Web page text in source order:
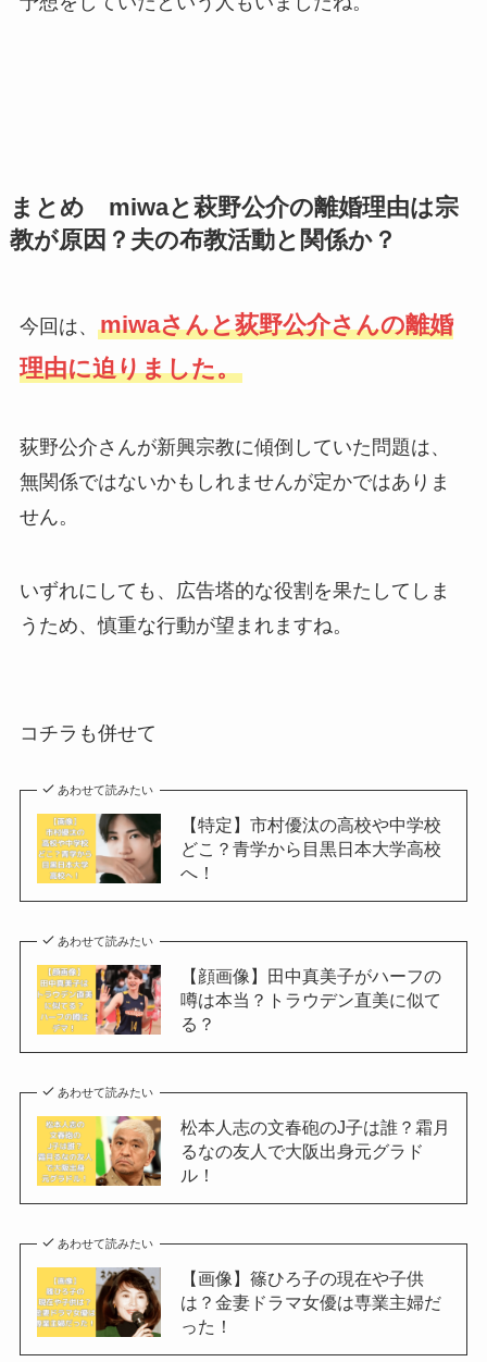
まとめ miwaと萩野公介の離婚理由は宗
教が原因？夫の布教活動と関係か？
今回は、 miwaさんと荻野公介さんの離婚
理由に迫りました。
荻野公介さんが新興宗教に傾倒していた問題は、
無関係ではないかもしれませんが定かではありま
せん。
いずれにしても、広告塔的な役割を果たしてしま
うため、慎重な行動が望まれますね。
コチラも併せて
あわせて読みたい
【特定】市村優汰の高校や中学校
どこ？青学から目黒日本大学高校
へ！
あわせて読みたい
【顔画像】田中真美子がハーフの
噂は本当？トラウデン直美に似て
る？
あわせて読みたい
松本人志の文春砲のJ子は誰？霜月
るなの友人で大阪出身元グラド
ル！
あわせて読みたい
【画像】篠ひろ子の現在や子供
は？金妻ドラマ女優は専業主婦だ
った！